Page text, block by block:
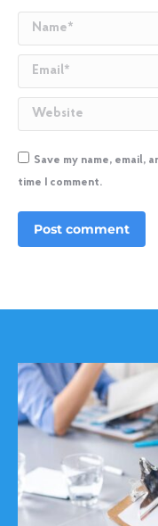
Name *
Email *
Website
Save my name, email,
time I comment.
Post comment